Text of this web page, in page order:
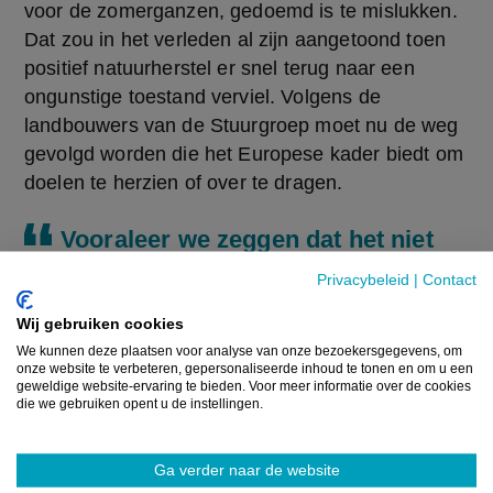
Privacybeleid | Contact
Wij gebruiken cookies
We kunnen deze plaatsen voor analyse van onze bezoekersgegevens, om
onze website te verbeteren, gepersonaliseerde inhoud te tonen en om u een
geweldige website-ervaring te bieden. Voor meer informatie over de cookies
die we gebruiken opent u de instellingen.
Ga verder naar de website
voor de zomerganzen, gedoemd is te mislukken.
Dat zou in het verleden al zijn aangetoond toen
positief natuurherstel er snel terug naar een
ongunstige toestand verviel. Volgens de
landbouwers van de Stuurgroep moet nu de weg
gevolgd worden die het Europese kader biedt om
doelen te herzien of over te dragen.
Vooraleer we zeggen dat het niet
mogelijk is, moeten we eerst alles
realiseren
Frank Smeets - Intendant Turnhouts Vennengebied
aanpak met ANB te bekijken om de ganzen te